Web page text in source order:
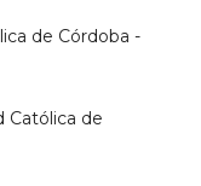
de Córdoba -
Católica de